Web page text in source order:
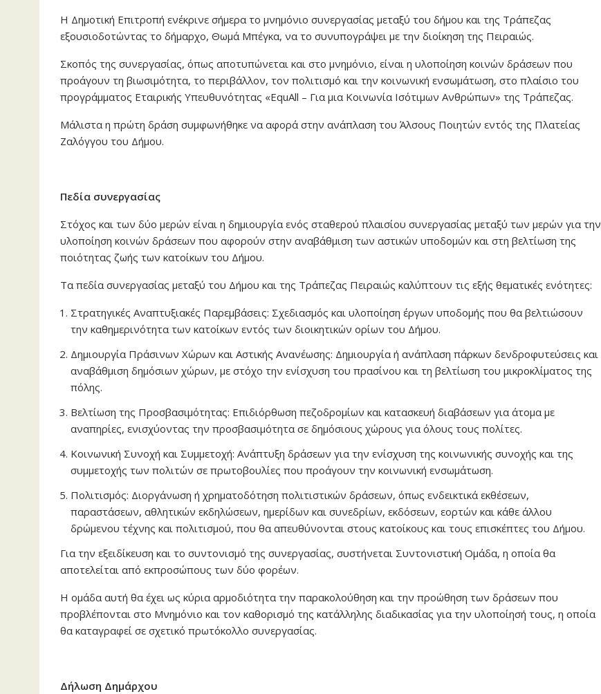
Η Δημοτική Επιτροπή ενέκρινε σήμερα το μνημόνιο συνεργασίας μεταξύ του δήμου και της Τράπεζας
εξουσιοδοτώντας το δήμαρχο, Θωμά Μπέγκα, να το συνυπογράψει με την διοίκηση της Πειραιώς.
Σκοπός της συνεργασίας, όπως αποτυπώνεται και στο μνημόνιο, είναι η υλοποίηση κοινών δράσεων που
προάγουν τη βιωσιμότητα, το περιβάλλον, τον πολιτισμό και την κοινωνική ενσωμάτωση, στο πλαίσιο του
προγράμματος Εταιρικής Υπευθυνότητας «EquAll – Για μια Κοινωνία Ισότιμων Ανθρώπων» της Τράπεζας.
Μάλιστα η πρώτη δράση συμφωνήθηκε να αφορά στην ανάπλαση του Άλσους Ποιητών εντός της Πλατείας
Ζαλόγγου του Δήμου.
Πεδία συνεργασίας
Στόχος και των δύο μερών είναι η δημιουργία ενός σταθερού πλαισίου συνεργασίας μεταξύ των μερών για την
υλοποίηση κοινών δράσεων που αφορούν στην αναβάθμιση των αστικών υποδομών και στη βελτίωση της
ποιότητας ζωής των κατοίκων του Δήμου.
Τα πεδία συνεργασίας μεταξύ του Δήμου και της Τράπεζας Πειραιώς καλύπτουν τις εξής θεματικές ενότητες:
Στρατηγικές Αναπτυξιακές Παρεμβάσεις: Σχεδιασμός και υλοποίηση έργων υποδομής που θα βελτιώσουν
την καθημερινότητα των κατοίκων εντός των διοικητικών ορίων του Δήμου.
Δημιουργία Πράσινων Χώρων και Αστικής Ανανέωσης: Δημιουργία ή ανάπλαση πάρκων δενδροφυτεύσεις και
αναβάθμιση δημόσιων χώρων, με στόχο την ενίσχυση του πρασίνου και τη βελτίωση του μικροκλίματος της
πόλης.
Βελτίωση της Προσβασιμότητας: Επιδιόρθωση πεζοδρομίων και κατασκευή διαβάσεων για άτομα με
αναπηρίες, ενισχύοντας την προσβασιμότητα σε δημόσιους χώρους για όλους τους πολίτες.
Κοινωνική Συνοχή και Συμμετοχή: Ανάπτυξη δράσεων για την ενίσχυση της κοινωνικής συνοχής και της
συμμετοχής των πολιτών σε πρωτοβουλίες που προάγουν την κοινωνική ενσωμάτωση.
Πολιτισμός: Διοργάνωση ή χρηματοδότηση πολιτιστικών δράσεων, όπως ενδεικτικά εκθέσεων,
παραστάσεων, αθλητικών εκδηλώσεων, ημερίδων και συνεδρίων, εκδόσεων, εορτών και κάθε άλλου
δρώμενου τέχνης και πολιτισμού, που θα απευθύνονται στους κατοίκους και τους επισκέπτες του Δήμου.
Για την εξειδίκευση και το συντονισμό της συνεργασίας, συστήνεται Συντονιστική Ομάδα, η οποία θα
αποτελείται από εκπροσώπους των δύο φορέων.
Η ομάδα αυτή θα έχει ως κύρια αρμοδιότητα την παρακολούθηση και την προώθηση των δράσεων που
προβλέπονται στο Μνημόνιο και τον καθορισμό της κατάλληλης διαδικασίας για την υλοποίησή τους, η οποία
θα καταγραφεί σε σχετικό πρωτόκολλο συνεργασίας.
Δήλωση Δημάρχου